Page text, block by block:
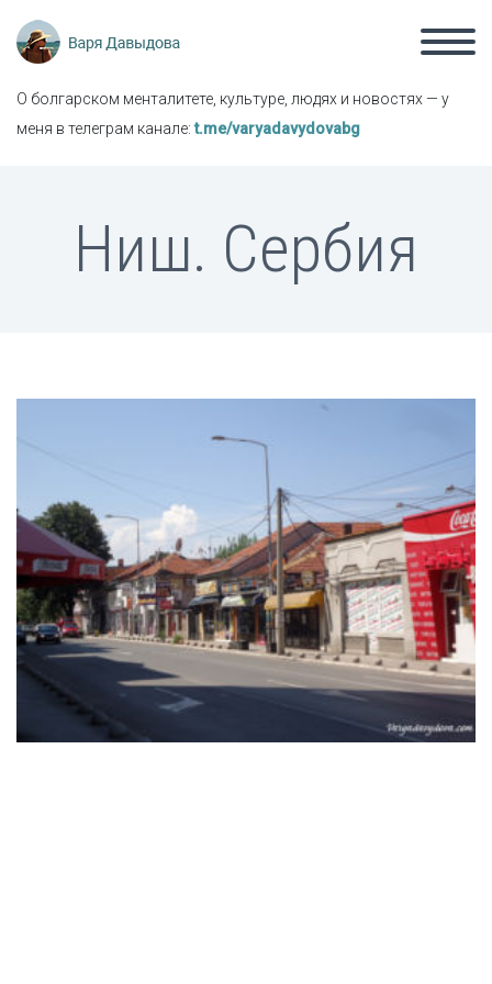
О болгарском менталитете, культуре, людях и новостях — у
меня в телеграм канале:t.me/varyadavydovabg
Ниш. Сербия